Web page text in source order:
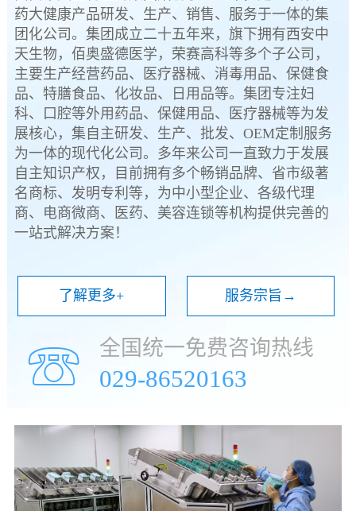
药大健康产品研发、生产、销售、服务于一体的集
团化公司。集团成立二十五年来，旗下拥有西安中
天生物，佰奥盛德医学，荣赛高科等多个子公司，
主要生产经营药品、医疗器械、消毒用品、保健食
品、特膳食品、化妆品、日用品等。集团专注妇
科、口腔等外用药品、保健用品、医疗器械等为发
展核心，集自主研发、生产、批发、OEM定制服务
为一体的现代化公司。多年来公司一直致力于发展
自主知识产权，目前拥有多个畅销品牌、省市级著
名商标、发明专利等，为中小型企业、各级代理
商、电商微商、医药、美容连锁等机构提供完善的
一站式解决方案！
了解更多+ 服务宗旨→
☏ 全国统一免费咨询热线
029-86520163